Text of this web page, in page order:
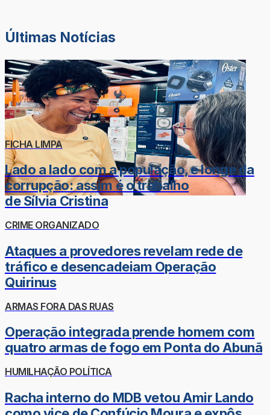
Últimas Notícias
FICHA LIMPA
Lado a lado com a população, e longe da
corrupção: assim é o trabalho
de Sílvia Cristina
CRIME ORGANIZADO
Ataques a provedores revelam rede de
tráfico e desencadeiam Operação
Quirinus
ARMAS FORA DAS RUAS
Operação integrada prende homem com
quatro armas de fogo em Ponta do Abunã
HUMILHAÇÃO POLÍTICA
Racha interno do MDB vetou Amir Lando